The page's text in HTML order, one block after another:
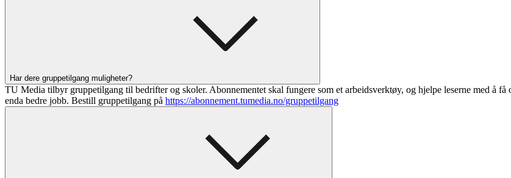
Har dere gruppetilgang muligheter?
TU Media tilbyr gruppetilgang til bedrifter og skoler. Abonnementet skal fungere som et arbeidsverktøy, og hjelpe leserne med å
enda bedre jobb. Bestill gruppetilgang på https://abonnement.tumedia.no/gruppetilgang